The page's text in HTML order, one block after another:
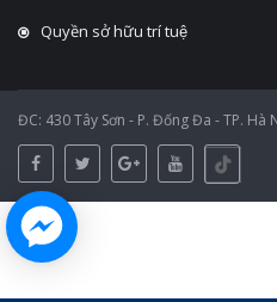
Quyền sở hữu trí tuệ
ĐC: 430 Tây Sơn - P. Đống Đa - TP. Hà